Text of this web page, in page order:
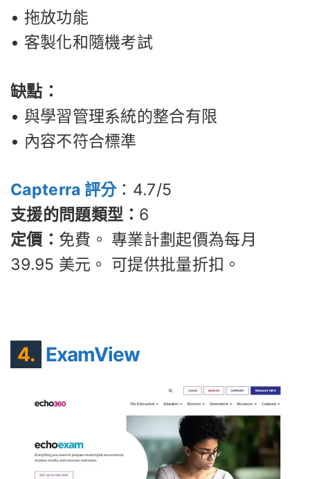
• 拖放功能
• 客製化和隨機考試
缺點：
• 與學習管理系統的整合有限
• 內容不符合標準
Capterra 評分：4.7/5
支援的問題類型： 6
定價： 免費。 專業計劃起價為每月
39.95 美元。 可提供批量折扣。
4. ExamView